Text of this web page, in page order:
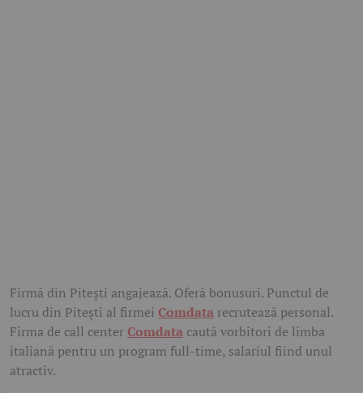
Firmă din Pitești angajează. Oferă bonusuri. Punctul de
lucru din Pitești al firmei Comdata recrutează personal.
Firma de call center Comdata caută vorbitori de limba
italiană pentru un program full-time, salariul fiind unul
atractiv.